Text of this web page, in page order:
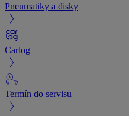
Pneumatiky a disky
Carlog
Termín do servisu